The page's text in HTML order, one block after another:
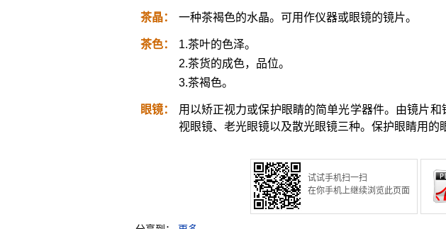
茶晶： 一种茶褐色的水晶。可用作仪器或眼镜的镜片。
茶色：
1.茶叶的色泽。
2.茶货的成色，品位。
3.茶褐色。
眼镜：
用以矫正视力或保护眼睛的简单光学器件。由镜片
视眼镜、老光眼镜以及散光眼镜三种。保护眼睛用的
试试手机扫一扫
在你手机上继续浏览此页面